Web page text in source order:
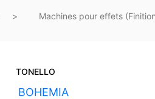
Machines pour effets
TONELLO
BOHEMIA